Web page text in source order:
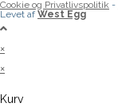
Cookie og Privatlivspolitik -
Levet af West Egg
×
×
Kurv